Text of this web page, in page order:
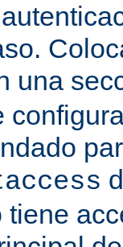
una